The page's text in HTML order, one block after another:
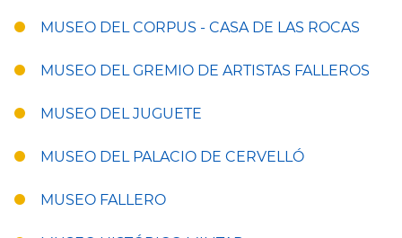
MUSEO DEL CORPUS - CASA DE LAS ROCAS
MUSEO DEL GREMIO DE ARTISTAS FALLEROS
MUSEO DEL JUGUETE
MUSEO DEL PALACIO DE CERVELLÓ
MUSEO FALLERO